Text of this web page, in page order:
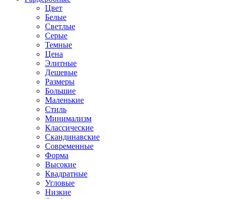
Цвет
Белые
Светлые
Серые
Темные
Цена
Элитные
Дешевые
Размеры
Большие
Маленькие
Стиль
Минимализм
Классические
Скандинавские
Современные
Форма
Высокие
Квадратные
Угловые
Низкие